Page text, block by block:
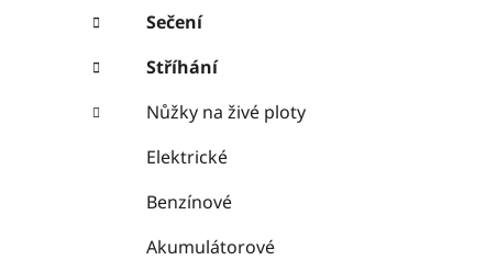
n
n
p
i
e
Sečení
Stříhání
Nůžky na živé ploty
Elektrické
Benzínové
Akumulátorové